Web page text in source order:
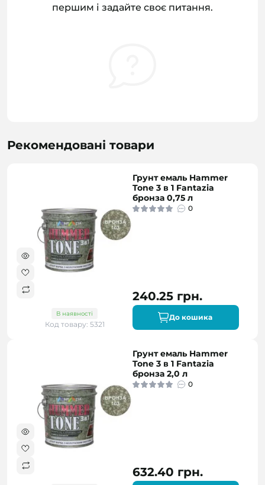
першим і задайте своє питання.
Рекомендовані товари
В наявності
Код товару: 5321
Грунт емаль Hammer
Tone 3 в 1 Fantazia
бронза 0,75 л
0
240.25 грн.
До кошика
Грунт емаль Hammer
Tone 3 в 1 Fantazia
бронза 2,0 л
0
632.40 грн.